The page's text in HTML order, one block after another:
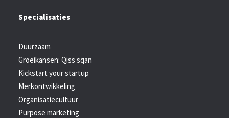
Specialisaties
Duurzaam
Groeikansen: Qiss sqan
Kickstart your startup
Merkontwikkeling
Organisatiecultuur
Purpose marketing